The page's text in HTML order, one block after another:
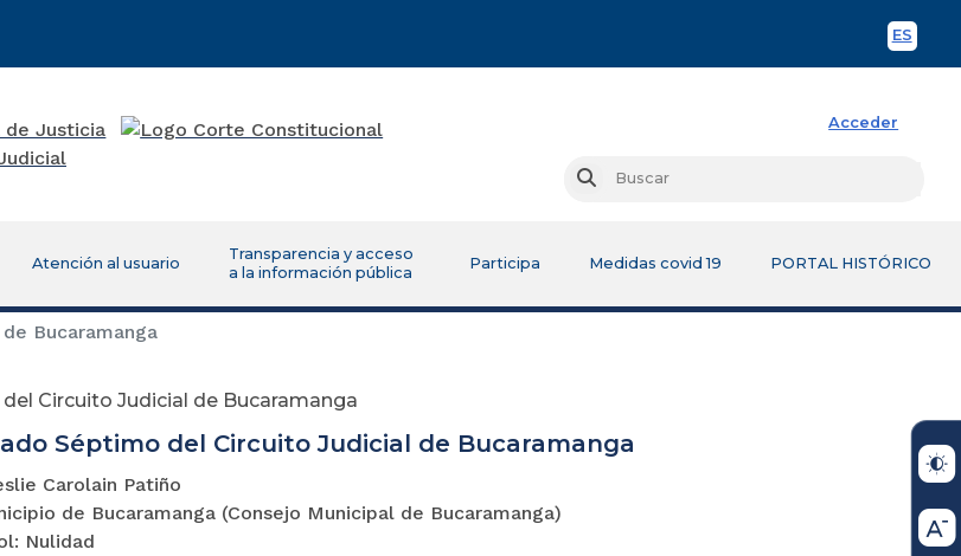
ES
Acceder
Buscar
Atención al usuario
Transparencia y acceso
a la información pública
Participa Medidas covid 19 PORTAL HISTÓRICO
Bucaramanga
Circuito Judicial de Bucaramanga
Séptimo del Circuito Judicial de Bucaramanga
Carolain Patiño
de Bucaramanga (Consejo Municipal de Bucaramanga)
Nulidad